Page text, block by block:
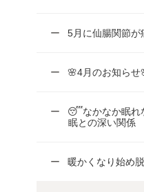
5月に仙腸関節が
🌸4月のお知らせ
😴なかなか眠れ
眠との深い関係
暖かくなり始め